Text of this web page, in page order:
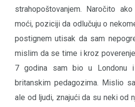
strahopoštovanjem. Naročito
moći, poziciji da odlučuju o
postignem utisak da sam
mislim da se time i kroz
7 godina sam bio u Londonu
britanskim pedagozima. Mislio
ale od ljudi, znajući da su neki od